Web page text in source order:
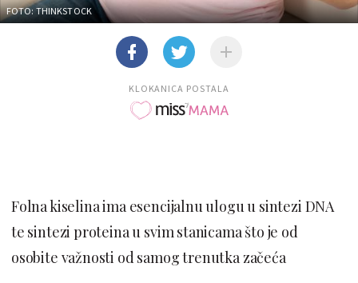
FOTO: THINKSTOCK
KLOKANICA POSTALA
Folna kiselina ima esencijalnu ulogu u sintezi DNA
te sintezi proteina u svim stanicama što je od
osobite važnosti od samog trenutka začeća